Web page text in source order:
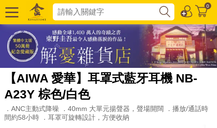
0
【AIWA 愛華】耳罩式藍牙耳機 NB-
A23Y 棕色/白色
．ANC主動式降噪 ．40mm 大單元揚聲器，聲場開闊 ．播放/通話時
間約58小時 ．耳罩可旋轉設計，方便收納